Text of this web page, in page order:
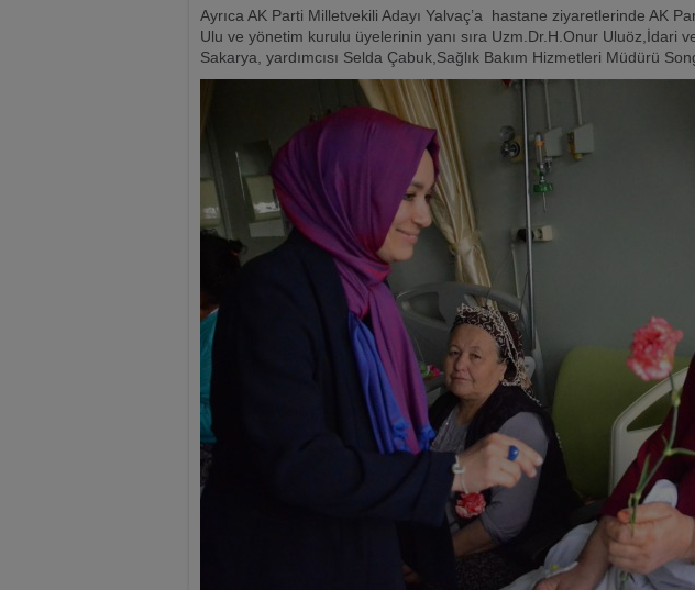
Ayrıca AK Parti Milletvekili Adayı Yalvaç’a hastane ziyaretlerinde AK
Ulu ve yönetim kurulu üyelerinin yanı sıra Uzm.Dr.H.Onur Uluöz,İdari
Sakarya, yardımcısı Selda Çabuk,Sağlık Bakım Hizmetleri Müdürü